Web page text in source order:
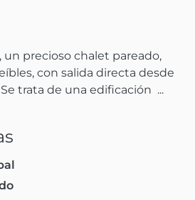
un precioso chalet pareado,
con salida directa desde
trata de una edificación ...